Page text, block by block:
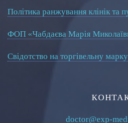
Політика ранжування клінік та
ФОП «Чабдаєва Марія
Свідотство на торгівельну марку
doctor@exp-